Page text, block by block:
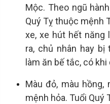
Mộc. Theo ngũ
Quý Tỵ thuộc mệnh
xe, xe hút hết năng
ra, chủ nhân hay bị
làm ăn bế tắc, có
Màu đỏ, màu
mệnh hỏa. Tuổi Quý